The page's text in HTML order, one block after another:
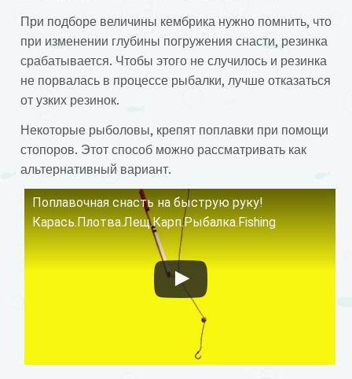
При подборе величины кембрика нужно помнить, что
при изменении глубины погружения снасти, резинка
срабатывается. Чтобы этого не случилось и резинка
не порвалась в процессе рыбалки, лучше отказаться
от узких резинок.
Некоторые рыболовы, крепят поплавки при помощи
стопоров. Этот способ можно рассматривать как
альтернативный вариант.
Поплавочная снасть на быструю руку!
Карась.Плотва.Лещ.Карп.Рыбалка.Fishing
Смотрите это видео на YouTube